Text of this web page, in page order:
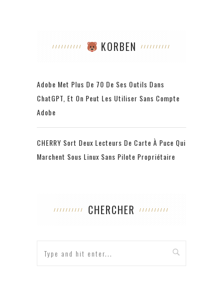
KORBEN
Adobe Met Plus De 70 De Ses Outils Dans
ChatGPT, Et On Peut Les Utiliser Sans Compte
Adobe
CHERRY Sort Deux Lecteurs De Carte À Puce Qui
Marchent Sous Linux Sans Pilote Propriétaire
CHERCHER